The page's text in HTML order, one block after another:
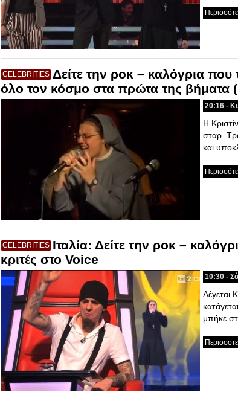
CELEBRITIES Δείτε την ροκ – καλόγρια που
όλο τον κόσμο στα πρώτα της βήματα
20:16 -
Η
σταρ.
και
CELEBRITIES Ιταλία: Δείτε την ροκ –
κριτές στο Voice
10:30 -
Λέγεται
μπήκε